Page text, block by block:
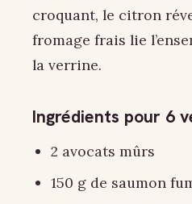
croquant, le citron
fromage frais lie
la verrine.
Ingrédients pour 6
2 avocats mûrs
150 g de saumon